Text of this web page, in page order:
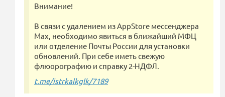
Внимание!
В связи с удалением из AppStore мессенджера
Мах, необходимо явиться в ближайший МФЦ
или отделение Почты России для установки
обновлений. При себе иметь свежую
флюорографию и справку 2-НДФЛ.
t.me/istrkalkglk/7189